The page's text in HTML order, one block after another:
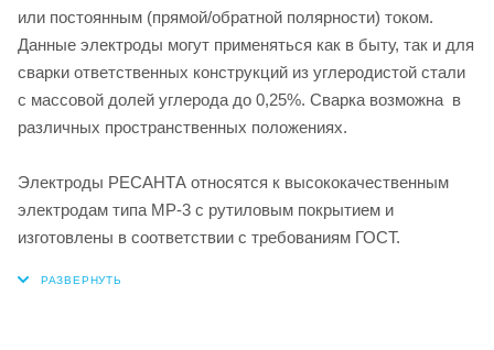
или постоянным (прямой/обратной полярности) током.
Данные электроды могут применяться как в быту, так и для
сварки ответственных конструкций из углеродистой стали
с массовой долей углерода до 0,25%. Сварка возможна в
различных пространственных положениях.
Электроды РЕСАНТА относятся к высококачественным
электродам типа МР-3 с рутиловым покрытием и
изготовлены в соответствии с требованиям ГОСТ.